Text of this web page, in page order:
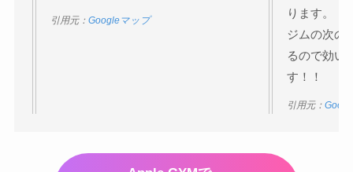
引用元： Googleマップ
ります。
ジムの次の
るので効い
す！！
引用元：